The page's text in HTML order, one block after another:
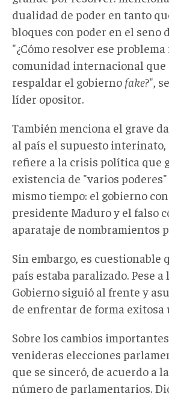
dualidad de poder en tanto
bloques con poder en el seno
"¿Cómo resolver ese
comunidad internacional que
respaldar el gobierno fake?",
líder opositor.
También menciona el grave
al país el supuesto interinato,
refiere a la crisis política que
existencia de "varios
mismo tiempo: el gobierno
presidente Maduro y el falso
aparataje de nombramientos
Sin embargo, es cuestionable
país estaba paralizado. Pese a
Gobierno siguió al frente y
de enfrentar de forma exitosa
Sobre los cambios
venideras elecciones
que se sinceró, de acuerdo a
número de parlamentarios.